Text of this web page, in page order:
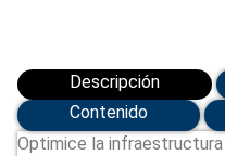
cantidad Descripción
Contenido
Optimice la